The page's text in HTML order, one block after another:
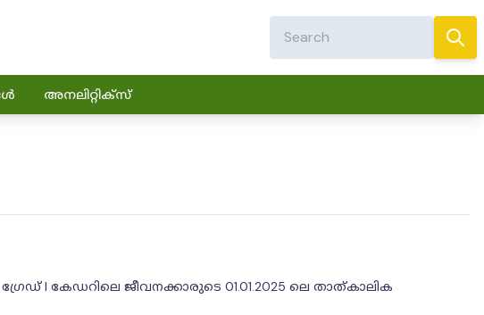
അനലിറ്റിക്സ്
ഗ്രേഡ് I കേഡറിലെ ജീവനക്കാരുടെ 01.01.2025 ലെ താത്കാലിക